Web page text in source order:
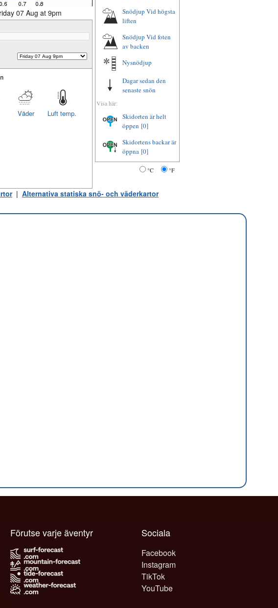
07 Aug at 9pm
Luft temp.
Väder
Snödjup Vid högsta
liften
Snödjup Vid foten
av backen
Nysnödjup
Dagar sedan den
senaste snön
Visa här:
Skidorten är helt
öppen [0]
Skidortens backar är
öppna [0]
°C °F
| Alternativa statiska snö- och väderkartor
Sociala
Facebook
Instagram
TikTok
YouTube
Förutse varje äventyr